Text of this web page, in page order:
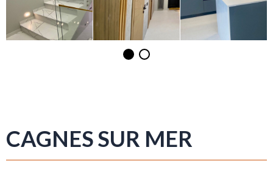
CAGNES SUR MER